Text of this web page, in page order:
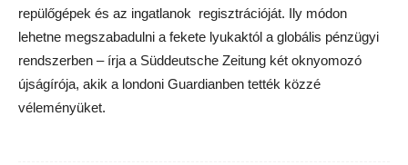
repülőgépek és az ingatlanok regisztrációját. Ily módon
lehetne megszabadulni a fekete lyukaktól a globális pénzügyi
rendszerben – írja a Süddeutsche Zeitung két oknyomozó
újságírója, akik a londoni Guardianben tették közzé
véleményüket.